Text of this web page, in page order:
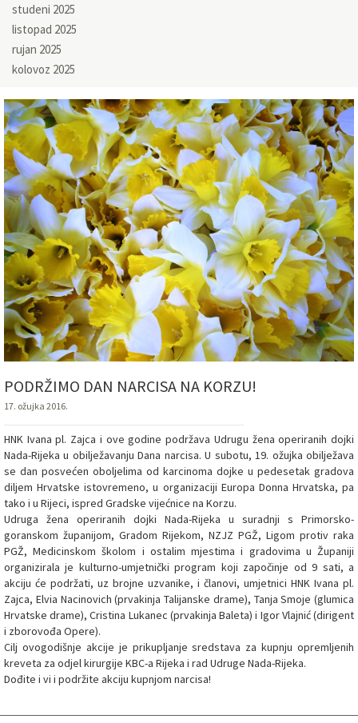
studeni 2025
listopad 2025
rujan 2025
kolovoz 2025
PODRŽIMO DAN NARCISA NA KORZU!
17. ožujka 2016.
HNK Ivana pl. Zajca i ove godine podržava Udrugu žena operiranih dojki
Nada-Rijeka u obilježavanju Dana narcisa. U subotu, 19. ožujka obilježava
se dan posvećen oboljelima od karcinoma dojke u pedesetak gradova
diljem Hrvatske istovremeno, u organizaciji Europa Donna Hrvatska, pa
tako i u Rijeci, ispred Gradske vijećnice na Korzu.
Udruga žena operiranih dojki Nada-Rijeka u suradnji s Primorsko-
goranskom županijom, Gradom Rijekom, NZJZ PGŽ, Ligom protiv raka
PGŽ, Medicinskom školom i ostalim mjestima i gradovima u Županiji
organizirala je kulturno-umjetnički program koji započinje od 9 sati, a
akciju će podržati, uz brojne uzvanike, i članovi, umjetnici HNK Ivana pl.
Zajca, Elvia Nacinovich (prvakinja Talijanske drame), Tanja Smoje (glumica
Hrvatske drame), Cristina Lukanec (prvakinja Baleta) i Igor Vlajnić (dirigent
i zborovođa Opere).
Cilj ovogodišnje akcije je prikupljanje sredstava za kupnju opremljenih
kreveta za odjel kirurgije KBC-a Rijeka i rad Udruge Nada-Rijeka.
Dođite i vi i podržite akciju kupnjom narcisa!